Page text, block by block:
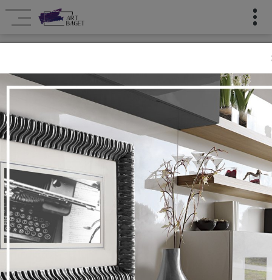
RƏNQLİ
Ana səhifə Çərçivə emalatxanası
RƏNQLİ